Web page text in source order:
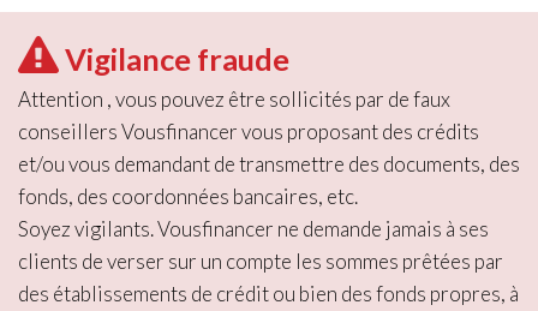
Vigilance fraude
Attention , vous pouvez être sollicités par de faux
conseillers Vousfinancer vous proposant des crédits
et/ou vous demandant de transmettre des documents, des
fonds, des coordonnées bancaires, etc.
Soyez vigilants. Vousfinancer ne demande jamais à ses
clients de verser sur un compte les sommes prêtées par
des établissements de crédit ou bien des fonds propres, à